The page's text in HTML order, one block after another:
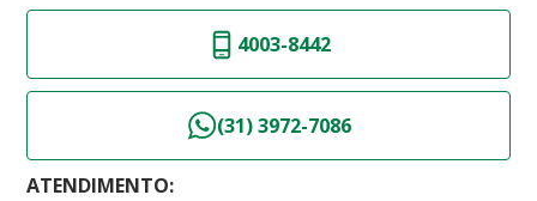
4003-8442
(31) 3972-7086
ATENDIMENTO: